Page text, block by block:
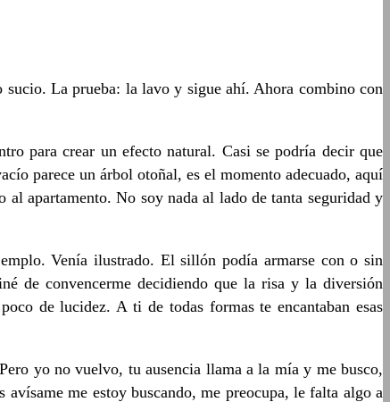
sucio. La prueba: la lavo y sigue ahí. Ahora combino con
para crear un efecto natural. Casi se podría decir que
parece un árbol otoñal, es el momento adecuado, aquí
apartamento. No soy nada al lado de tanta seguridad y
Venía ilustrado. El sillón podía armarse con o sin
de convencerme decidiendo que la risa y la diversión
de lucidez. A ti de todas formas te encantaban esas
yo no vuelvo, tu ausencia llama a la mía y me busco,
me estoy buscando, me preocupa, le falta algo a